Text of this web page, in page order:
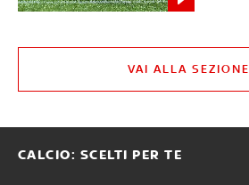
VAI ALLA SEZIONE
CALCIO: SCELTI PER TE